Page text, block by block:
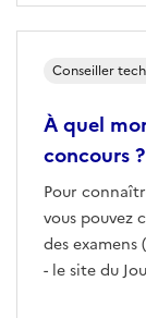
À quel
concours ?
Pour
vous pouvez
des examens
- le site du
Conseiller